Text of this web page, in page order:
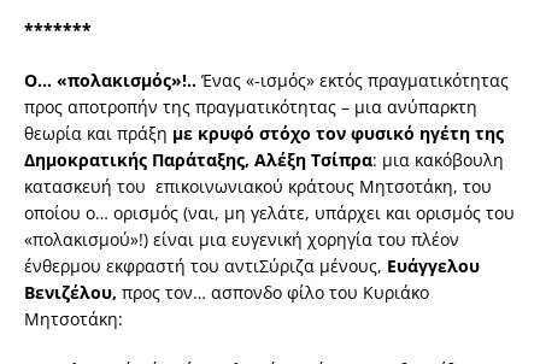
*******
Ο… «πολακισμός»!.. Ένας «-ισμός» εκτός πραγματικότητας
προς αποτροπήν της πραγματικότητας – μια ανύπαρκτη
θεωρία και πράξη με κρυφό στόχο τον φυσικό ηγέτη της
Δημοκρατικής Παράταξης, Αλέξη Τσίπρα: μια κακόβουλη
κατασκευή του επικοινωνιακού κράτους Μητσοτάκη, του
οποίου ο… ορισμός (ναι, μη γελάτε, υπάρχει και ορισμός του
«πολακισμού»!) είναι μια ευγενική χορηγία του πλέον
ένθερμου εκφραστή του αντιΣύριζα μένους, Ευάγγελου
Βενιζέλου, προς τον… ασπονδο φίλο του Κυριάκο
Μητσοτάκη: